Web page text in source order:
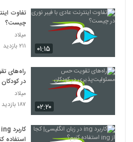
۰۱:۱۵
تفاوت
چیست؟
میلاد
۲۱۱ بازدید
۰۲:۲۰
راه‌های
در کودکان
میلاد
۱۸۷ بازدید
استفاده